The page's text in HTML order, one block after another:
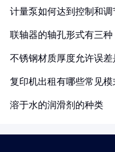
计量泵如何达到控制和
联轴器的轴孔形式有三
不锈钢材质厚度允许误差
复印机出租有哪些常见模
溶于水的润滑剂的种类